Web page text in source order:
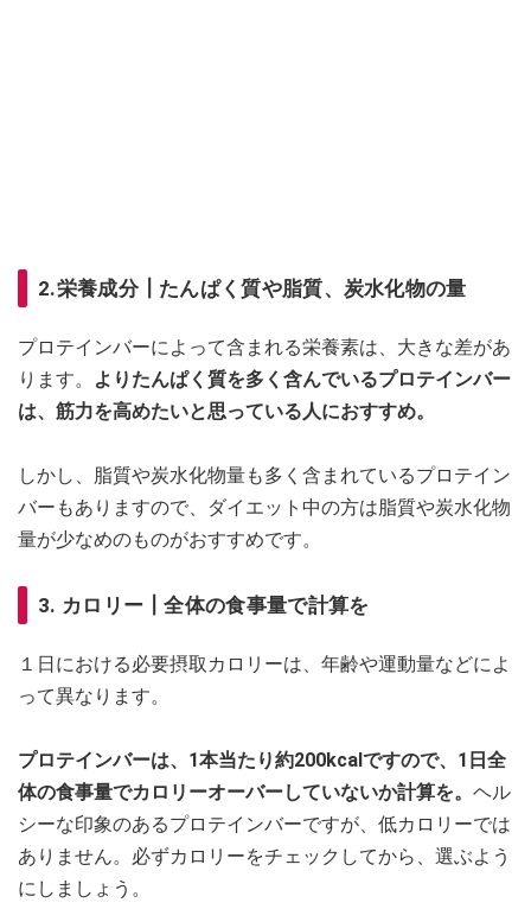
2.栄養成分┃たんぱく質や脂質、炭水化物の量
プロテインバーによって含まれる栄養素は、大きな差があ
ります。
よりたんぱく質を多く含んでいるプロテインバー
は、筋力を高めたいと思っている人におすすめ。
しかし、脂質や炭水化物量も多く含まれているプロテイン
バーもありますので、ダイエット中の方は脂質や炭水化物
量が少なめのものがおすすめです。
3. カロリー┃全体の食事量で計算を
１日における必要摂取カロリーは、年齢や運動量などによ
って異なります。
プロテインバーは、1本当たり約200kcalですので、1日全
体の食事量でカロリーオーバーしていないか計算を。 ヘル
シーな印象のあるプロテインバーですが、低カロリーでは
ありません。必ずカロリーをチェックしてから、選ぶよう
にしましょう。